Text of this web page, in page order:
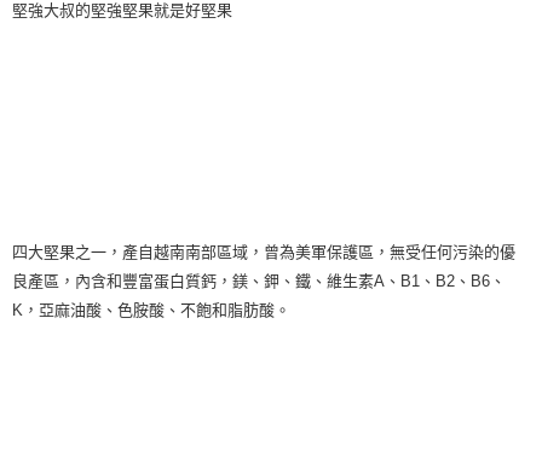
堅強大叔的堅強堅果就是好堅果
四大堅果之一，產自越南南部區域，曾為美軍保護區，無受任何污染的優
良產區，內含和豐富蛋白質鈣，鎂、鉀、鐵、維生素A、B1、B2、B6、
K，亞麻油酸、色胺酸、不飽和脂肪酸。